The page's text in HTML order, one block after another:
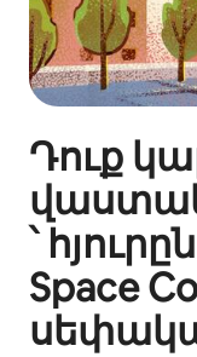
Դուք
՝
Space